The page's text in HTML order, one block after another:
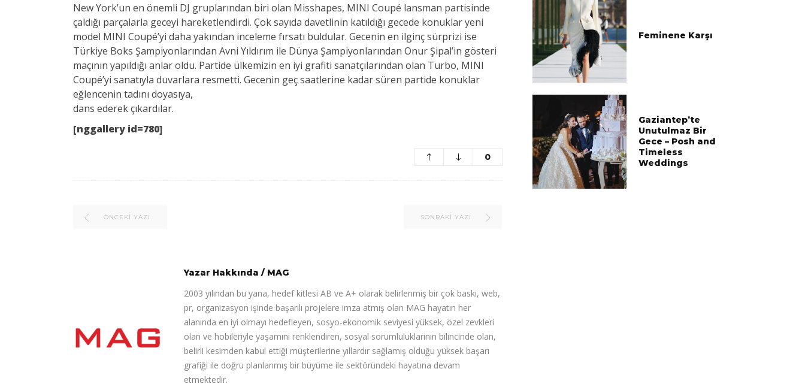
New York’un en önemli DJ gruplarından biri olan Misshapes, MINI Coupé lansman partisinde
çaldığı parçalarla geceyi hareketlendirdi. Çok sayıda davetlinin katıldığı gecede konuklar yeni
model MINI Coupé’yi daha yakından inceleme fırsatı buldular. Gecenin en ilginç sürprizi ise
Türkiye Boks Şampiyonlarından Avni Yıldırım ile Dünya Şampiyonlarından Onur Şipal’in gösteri
maçının yapıldığı anlar oldu. Partide ülkemizin en iyi grafiti sanatçılarından olan Turbo, MINI
Coupé’yi sanatıyla duvarlara resmetti. Gecenin geç saatlerine kadar süren partide konuklar
eğlencenin tadını doyasıya,
dans ederek çıkardılar.
[nggallery id=780]
0
ÖNCEKI YAZI SONRAKI YAZI
Yazar Hakkında / MAG
2003 yılından bu yana, hedef kitlesi AB ve A+ olarak belirlenmiş bir çok baskı, web,
pr, organizasyon işinde başarılı projelere imza atmış olan MAG hayatın her
alanında en iyi olmayı hedefleyen, sosyo-ekonomik seviyesi yüksek, özel zevkleri
olan ve hobileriyle yaşamını renklendiren, sosyal sorumluluklarının bilincinde olan,
belirli kesimden kabul ettiği müşterilerine yıllardır sağlamış olduğu yüksek başarı
grafiği ile doğru planlanmış bir büyüme ile sektöründeki hayatına devam
etmektedir.
Feminene Karşı
Gaziantep’te
Unutulmaz Bir
Gece – Posh and
Timeless
Weddings